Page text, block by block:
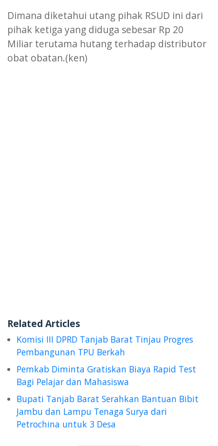
Dimana diketahui utang pihak RSUD ini dari
pihak ketiga yang diduga sebesar Rp 20
Miliar terutama hutang terhadap distributor
obat obatan.(ken)
Related Articles
Komisi III DPRD Tanjab Barat Tinjau Progres
Pembangunan TPU Berkah
Pemkab Diminta Gratiskan Biaya Rapid Test
Bagi Pelajar dan Mahasiswa
Bupati Tanjab Barat Serahkan Bantuan Bibit
Jambu dan Lampu Tenaga Surya dari
Petrochina untuk 3 Desa